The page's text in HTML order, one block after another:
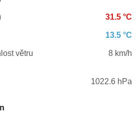
31.5 °C
13.5 °C
větru
8 km/h
1022.6 hPa